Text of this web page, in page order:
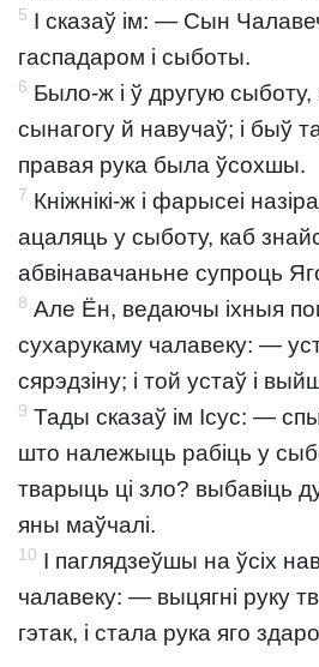
5 І сказаў ім: — Сын
гаспадаром і сыботы.
6 Было-ж і ў другую
сынагогу й навучаў; і быў
правая рука была ўсохшы.
7 Кніжнікі-ж і фарысеі
ацаляць у сыботу, каб
абвінавачаньне супроць
8 Але Ён, ведаючы іхныя
сухарукаму чалавеку: —
сярэдзіну; і той устаў і
9 Тады сказаў ім Ісус: —
што належыць рабіць у
тварыць ці зло? выбавіць
яны маўчалі.
10 І паглядзеўшы на ўсіх
чалавеку: — выцягні руку
гэтак, і стала рука яго